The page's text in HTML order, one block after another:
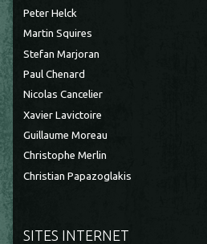
Peter Helck
Martin Squires
Stefan Marjoran
Paul Chenard
Nicolas Cancelier
Xavier Lavictoire
Guillaume Moreau
Christophe Merlin
Christian Papazoglakis
SITES INTERNET